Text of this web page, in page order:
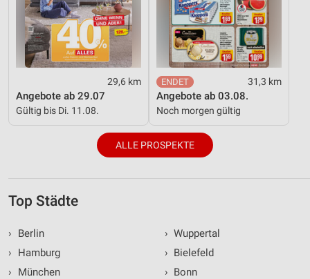
29,6 km
Angebote ab 29.07
Gültig bis Di. 11.08.
31,3 km
Angebote ab 03.08.
Noch morgen gültig
ALLE PROSPEKTE
Top Städte
›
Berlin
›
Hamburg
›
München
› Wuppertal
› Bielefeld
› Bonn